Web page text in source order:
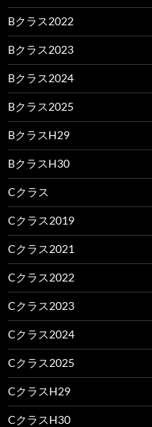
Bクラス2022
Bクラス2023
Bクラス2024
Bクラス2025
BクラスH29
BクラスH30
Cクラス
Cクラス2019
Cクラス2021
Cクラス2022
Cクラス2023
Cクラス2024
Cクラス2025
CクラスH29
CクラスH30